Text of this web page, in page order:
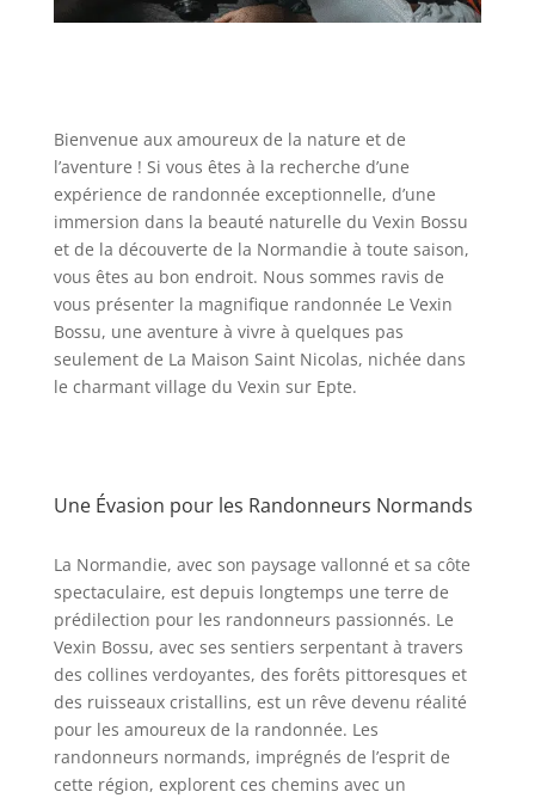
Bienvenue aux amoureux de la nature et de
l’aventure ! Si vous êtes à la recherche d’une
expérience de randonnée exceptionnelle, d’une
immersion dans la beauté naturelle du Vexin Bossu
et de la découverte de la Normandie à toute saison,
vous êtes au bon endroit. Nous sommes ravis de
vous présenter la magnifique randonnée Le Vexin
Bossu, une aventure à vivre à quelques pas
seulement de La Maison Saint Nicolas, nichée dans
le charmant village du Vexin sur Epte.
Une Évasion pour les Randonneurs Normands
La Normandie, avec son paysage vallonné et sa côte
spectaculaire, est depuis longtemps une terre de
prédilection pour les randonneurs passionnés. Le
Vexin Bossu, avec ses sentiers serpentant à travers
des collines verdoyantes, des forêts pittoresques et
des ruisseaux cristallins, est un rêve devenu réalité
pour les amoureux de la randonnée. Les
randonneurs normands, imprégnés de l’esprit de
cette région, explorent ces chemins avec un